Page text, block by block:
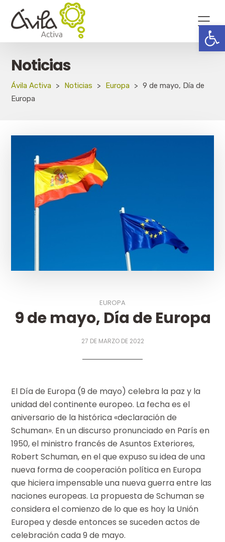
Noticias
Ávila Activa > Noticias > Europa > 9 de mayo, Día de
Europa
EUROPA
9 de mayo, Día de Europa
27 DE MARZO DE 2022
El Día de Europa (9 de mayo) celebra la paz y la
unidad del continente europeo. La fecha es el
aniversario de la histórica «declaración de
Schuman». En un discurso pronunciado en París en
1950, el ministro francés de Asuntos Exteriores,
Robert Schuman, en el que expuso su idea de una
nueva forma de cooperación política en Europa
que hiciera impensable una nueva guerra entre las
naciones europeas. La propuesta de Schuman se
considera el comienzo de lo que es hoy la Unión
Europea y desde entonces se suceden actos de
celebración cada 9 de mayo.